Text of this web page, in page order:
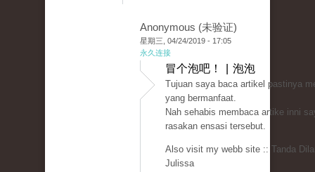
Anonymous (未验证)
星期三, 04/24/2019 - 17:05
永久连接
冒个泡吧！ | 泡泡
Tujuan saya baca artikel pastinya
yang bermanfaat.
Nah sehabis membaca artike inni
rasakan ensasi tersebut.
Also visit my webb site :: Tanda
Julissa